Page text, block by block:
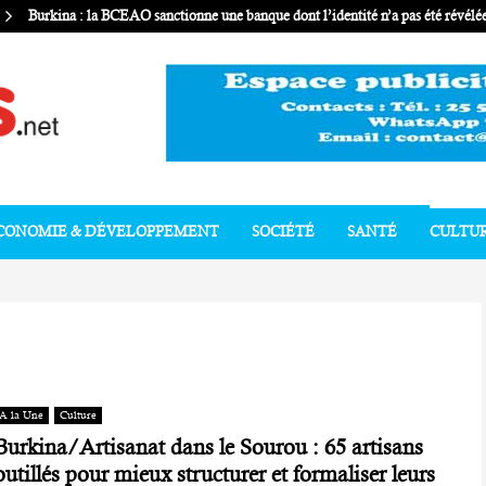
Burkina : la BCEAO sanctionne une banque dont l’identité n’a pas été
& DÉVELOPPEMENT SOCIÉTÉ SANTÉ
A la Une Culture
Artisanat dans le Sourou : 65 artisans
pour mieux structurer et formaliser leurs